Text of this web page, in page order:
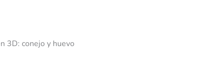
3D: conejo y huevo